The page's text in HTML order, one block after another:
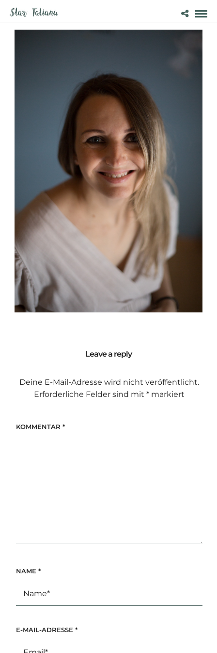
Leave a reply
Deine E-Mail-Adresse wird nicht veröffentlicht.
Erforderliche Felder sind mit *markiert
KOMMENTAR *
NAME *
E-MAIL-ADRESSE *